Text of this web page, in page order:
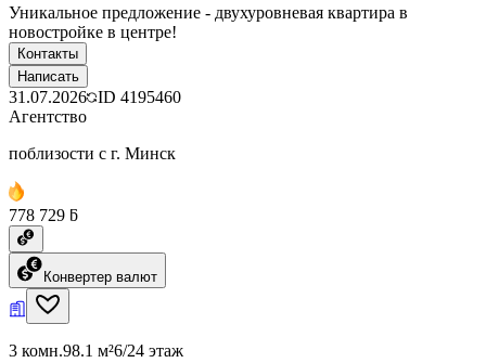
Уникальное предложение - двухуровневая квартира в
новостройке в центре!
Контакты
Написать
31.07.2026 ID 4195460
Агентство
поблизости с г. Минск
778 729 ƃ
Конвертер валют
3 комн.98.1 м²6/24 этаж